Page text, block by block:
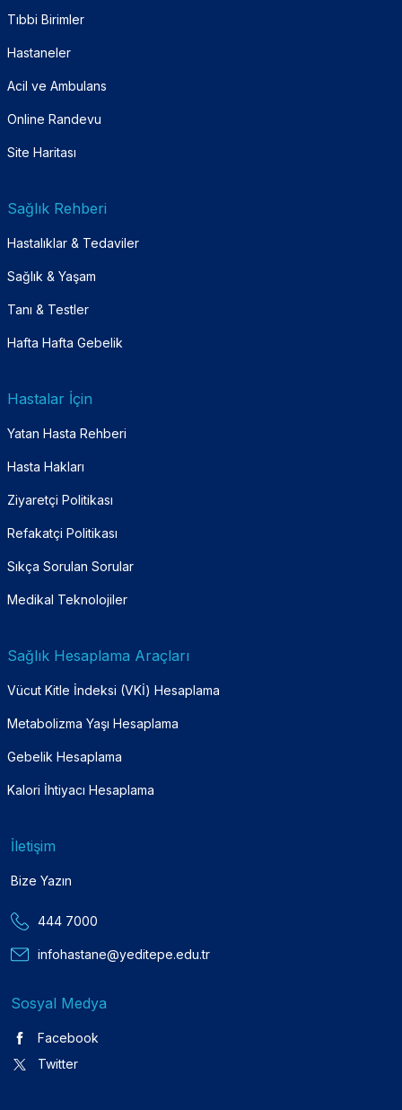
Tıbbi Birimler
Hastaneler
Acil ve Ambulans
Online Randevu
Site Haritası
Sağlık Rehberi
Hastalıklar & Tedaviler
Sağlık & Yaşam
Tanı & Testler
Hafta Hafta Gebelik
Hastalar İçin
Yatan Hasta Rehberi
Hasta Hakları
Ziyaretçi Politikası
Refakatçi Politikası
Sıkça Sorulan Sorular
Medikal Teknolojiler
Sağlık Hesaplama Araçları
Vücut Kitle İndeksi (VKİ) Hesaplama
Metabolizma Yaşı Hesaplama
Gebelik Hesaplama
Kalori İhtiyacı Hesaplama
İletişim
Bize Yazın
444 7000
infohastane@yeditepe.edu.tr
Sosyal Medya
Facebook
Twitter